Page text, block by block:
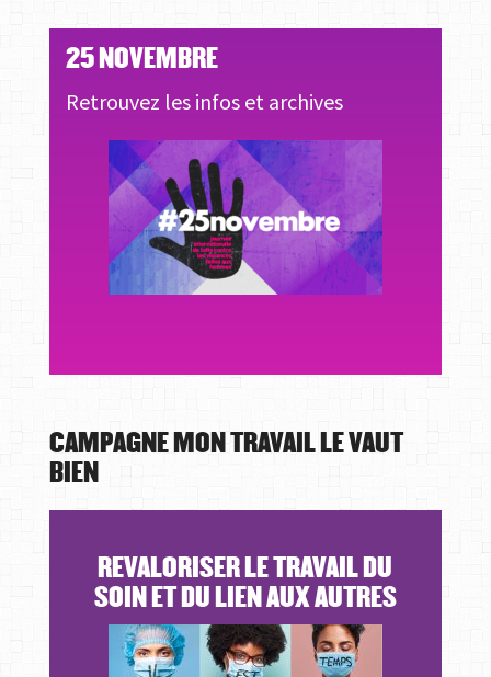
25 NOVEMBRE
Retrouvez les infos et archives
CAMPAGNE MON TRAVAIL LE VAUT
BIEN
REVALORISER LE TRAVAIL DU
SOIN ET DU LIEN AUX AUTRES